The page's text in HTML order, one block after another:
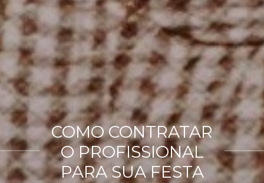
COMO CONTRATAR
O PROFISSIONAL
PARA SUA FESTA